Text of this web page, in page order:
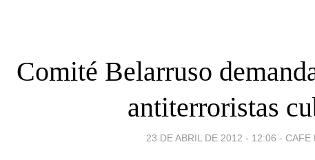
Comité Belarruso
antiterroristas
23 DE ABRIL DE 2012 - 12:06 - CAFE